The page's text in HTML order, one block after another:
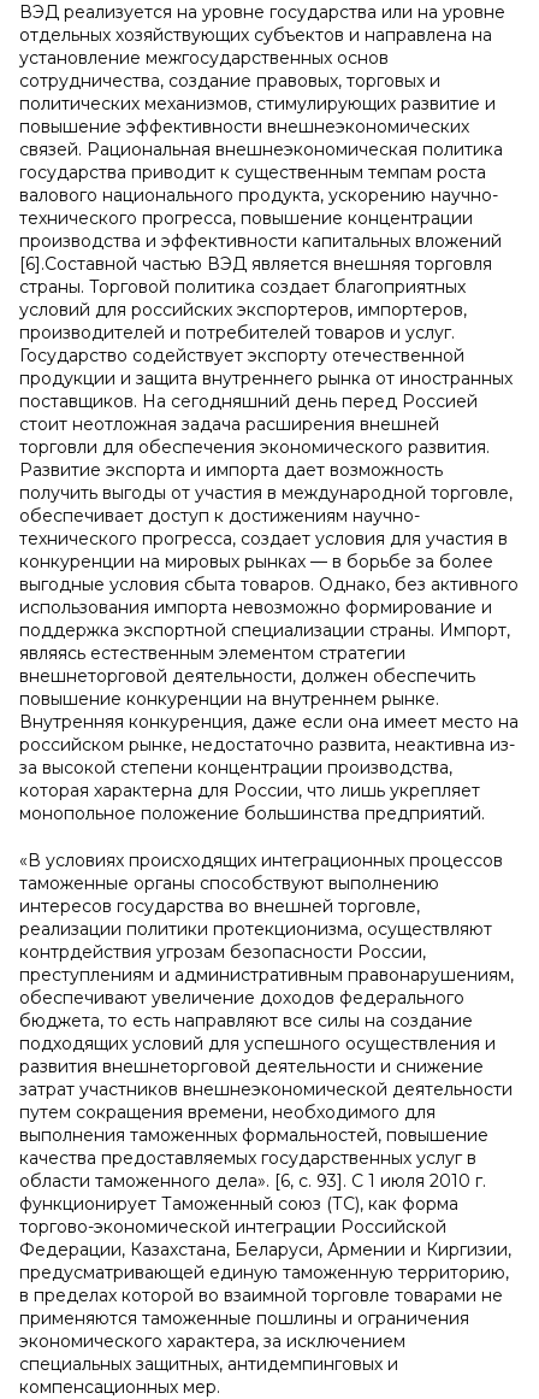
ВЭД реализуется на уровне государства или на уровне
отдельных хозяйствующих субъектов и направлена на
установление межгосударственных основ
сотрудничества, создание правовых, торговых и
политических механизмов, стимулирующих развитие и
повышение эффективности внешнеэкономических
связей. Рациональная внешнеэкономическая политика
государства приводит к существенным темпам роста
валового национального продукта, ускорению научно-
технического прогресса, повышение концентрации
производства и эффективности капитальных вложений
[6].Составной частью ВЭД является внешняя торговля
страны. Торговой политика создает благоприятных
условий для российских экспортеров, импортеров,
производителей и потребителей товаров и услуг.
Государство содействует экспорту отечественной
продукции и защита внутреннего рынка от иностранных
поставщиков. На сегодняшний день перед Россией
стоит неотложная задача расширения внешней
торговли для обеспечения экономического развития.
Развитие экспорта и импорта дает возможность
получить выгоды от участия в международной торговле,
обеспечивает доступ к достижениям научно-
технического прогресса, создает условия для участия в
конкуренции на мировых рынках — в борьбе за более
выгодные условия сбыта товаров. Однако, без активного
использования импорта невозможно формирование и
поддержка экспортной специализации страны. Импорт,
являясь естественным элементом стратегии
внешнеторговой деятельности, должен обеспечить
повышение конкуренции на внутреннем рынке.
Внутренняя конкуренция, даже если она имеет место на
российском рынке, недостаточно развита, неактивна из-
за высокой степени концентрации производства,
которая характерна для России, что лишь укрепляет
монопольное положение большинства предприятий.
«В условиях происходящих интеграционных процессов
таможенные органы способствуют выполнению
интересов государства во внешней торговле,
реализации политики протекционизма, осуществляют
контрдействия угрозам безопасности России,
преступлениям и административным правонарушениям,
обеспечивают увеличение доходов федерального
бюджета, то есть направляют все силы на создание
подходящих условий для успешного осуществления и
развития внешнеторговой деятельности и снижение
затрат участников внешнеэкономической деятельности
путем сокращения времени, необходимого для
выполнения таможенных формальностей, повышение
качества предоставляемых государственных услуг в
области таможенного дела». [6, с. 93]. С 1 июля 2010 г.
функционирует Таможенный союз (ТС), как форма
торгово-экономической интеграции Российской
Федерации, Казахстана, Беларуси, Армении и Киргизии,
предусматривающей единую таможенную территорию,
в пределах которой во взаимной торговле товарами не
применяются таможенные пошлины и ограничения
экономического характера, за исключением
специальных защитных, антидемпинговых и
компенсационных мер.